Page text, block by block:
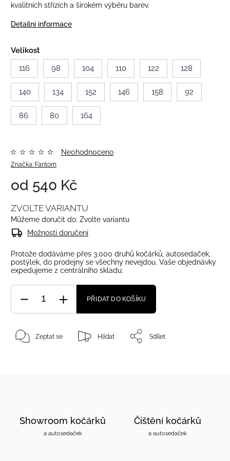
kvalitních střizích a širokém výběru barev.
Detailní informace
Velikost
116
98 104 110 122 128
140 134 152 146 158 92
86 80 164
Značka: Fantom
Neohodnoceno
od 540 Kč
ZVOLTE VARIANTU
Můžeme doručit do: Zvolte variantu
Možnosti doručení
Protože dodáváme přes 3.000 druhů kočárků, autosedaček,
postýlek, do prodejny se všechny nevejdou. Vaše objednávky
expedujeme z centrálního skladu.
PŘIDAT DO KOŠÍKU
Zeptat se Hlídat Sdílet
Showroom kočárků
a autosedaček
Čištění kočárků
a autosedaček